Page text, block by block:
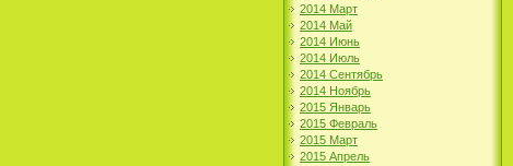
2014 Март
2014 Май
2014 Июнь
2014 Июль
2014 Сентябрь
2014 Ноябрь
2015 Январь
2015 Февраль
2015 Март
2015 Апрель